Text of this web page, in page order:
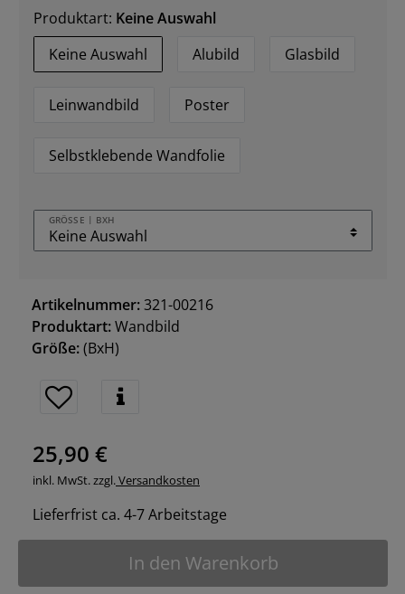
Produktart: Keine Auswahl
Keine Auswahl
Alubild Glasbild
Leinwandbild Poster
Selbstklebende Wandfolie
GRÖSSE | BXH
Artikelnummer:321-00216
Produktart:Wandbild
Größe:(BxH)
25,90 €
inkl. MwSt. zzgl.Versandkosten
Lieferfrist ca. 4-7 Arbeitstage
In den Warenkorb